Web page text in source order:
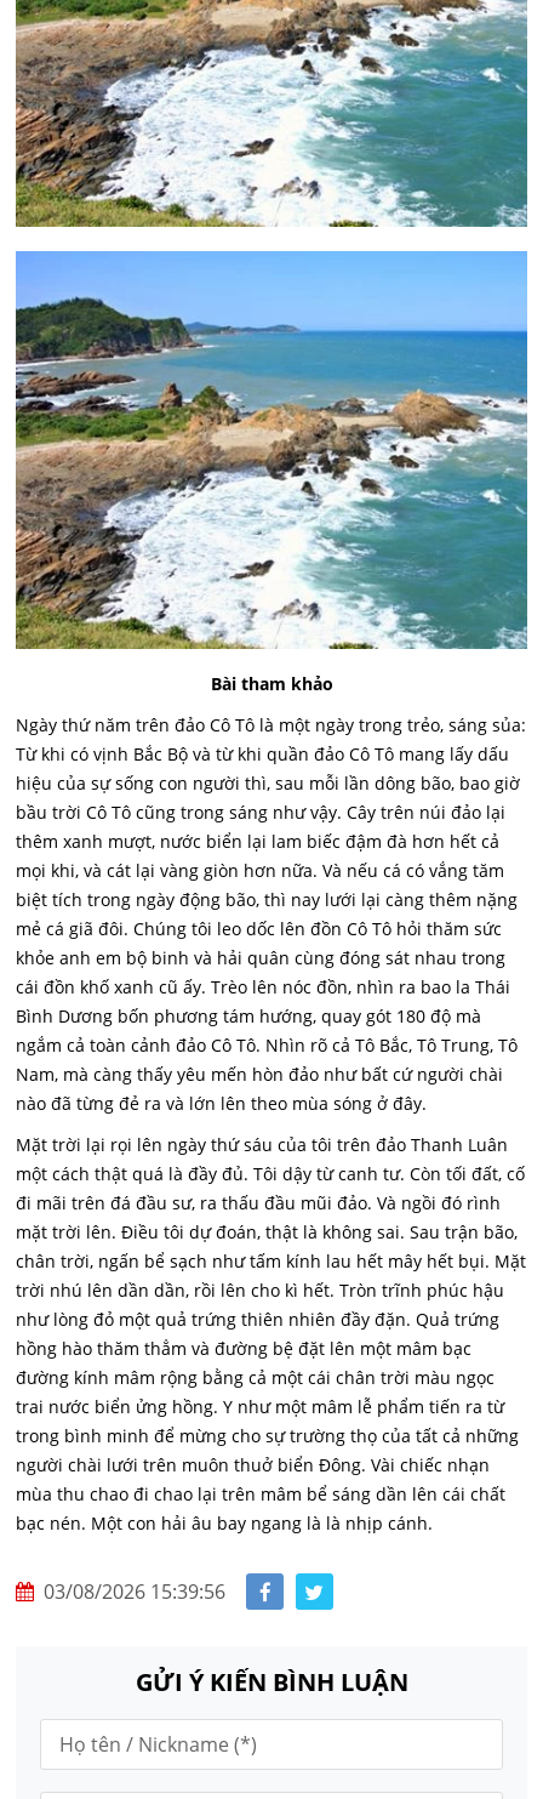
Bài tham khảo
Ngày thứ năm trên đảo Cô Tô là một ngày trong trẻo, sáng sủa:
Từ khi có vịnh Bắc Bộ và từ khi quần đảo Cô Tô mang lấy dấu
hiệu của sự sống con người thì, sau mỗi lần dông bão, bao giờ
bầu trời Cô Tô cũng trong sáng như vậy. Cây trên núi đảo lại
thêm xanh mượt, nước biển lại lam biếc đậm đà hơn hết cả
mọi khi, và cát lại vàng giòn hơn nữa. Và nếu cá có vắng tăm
biệt tích trong ngày động bão, thì nay lưới lại càng thêm nặng
mẻ cá giã đôi. Chúng tôi leo dốc lên đồn Cô Tô hỏi thăm sức
khỏe anh em bộ binh và hải quân cùng đóng sát nhau trong
cái đồn khố xanh cũ ấy. Trèo lên nóc đồn, nhìn ra bao la Thái
Bình Dương bốn phương tám hướng, quay gót 180 độ mà
ngắm cả toàn cảnh đảo Cô Tô. Nhìn rõ cả Tô Bắc, Tô Trung, Tô
Nam, mà càng thấy yêu mến hòn đảo như bất cứ người chài
nào đã từng đẻ ra và lớn lên theo mùa sóng ở đây.
Mặt trời lại rọi lên ngày thứ sáu của tôi trên đảo Thanh Luân
một cách thật quá là đầy đủ. Tôi dậy từ canh tư. Còn tối đất, cố
đi mãi trên đá đầu sư, ra thấu đầu mũi đảo. Và ngồi đó rình
mặt trời lên. Điều tôi dự đoán, thật là không sai. Sau trận bão,
chân trời, ngấn bể sạch như tấm kính lau hết mây hết bụi. Mặt
trời nhú lên dần dần, rồi lên cho kì hết. Tròn trĩnh phúc hậu
như lòng đỏ một quả trứng thiên nhiên đầy đặn. Quả trứng
hồng hào thăm thẳm và đường bệ đặt lên một mâm bạc
đường kính mâm rộng bằng cả một cái chân trời màu ngọc
trai nước biển ửng hồng. Y như một mâm lễ phẩm tiến ra từ
trong bình minh để mừng cho sự trường thọ của tất cả những
người chài lưới trên muôn thuở biển Đông. Vài chiếc nhạn
mùa thu chao đi chao lại trên mâm bể sáng dần lên cái chất
bạc nén. Một con hải âu bay ngang là là nhịp cánh.
03/08/2026 15:39:56
GỬI Ý KIẾN BÌNH LUẬN